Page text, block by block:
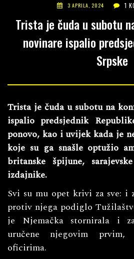
3 APRILA, 2024 1
Trista je čuda u subotu
novinare ispalio
Srpske
Trista je čuda u subotu na
ispalio predsjednik
ponovo, kao i uvijek kada je
koje su ga snašle optužio
britanske špijune,
izdajnike.
Svi su mu opet krivi za sve: i
protiv njega podiglo
je Njemačka stornirala i
uručene njegovim
oficirima.